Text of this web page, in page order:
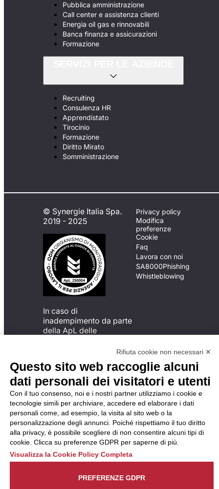
Pubblica amministrazione
Call center e assistenza clienti
Energia oil gas e rinnovabili
Banca finanza e assicurazioni
Formazione
Recruiting
Consulenza HR
Apprendistato
Tirocinio
Formazione
Diritto Mirato
Somministrazione
© Synergie Italia Spa.
2019 - 2025
In caso di
inadempimento da parte
della ApL delle
del Codice di Condotta, è
possibile presentare un
reclamo
all’Organismo di
Monitoraggio utilizzando
una delle modalità
descritte al seguente
indirizzo web
https://odm-
agenzielavoro.it/reclami/ .
Privacy policy
Modifica
preferenze
Cookie
Faq
Lavora con noi
SA8000Phishing
Whistleblowing
Rifiuta cookie non necessari ✕
Questo sito web raccoglie alcuni
dati personali dei visitatori e utenti
Con il tuo consenso, noi e i nostri partner utilizziamo i cookie e
tecnologie simili per archiviare, accedere ed elaborare i dati
personali come, ad esempio, la visita al sito web o la
personalizzazione degli annunci. Poiché rispettiamo il tuo diritto
alla privacy, è possibile scegliere di non consentire alcuni tipi di
cookie. Clicca su preferenze GDPR per saperne di più.
Visualizza la Cookie Policy Completa
PREFERENZE GDPR